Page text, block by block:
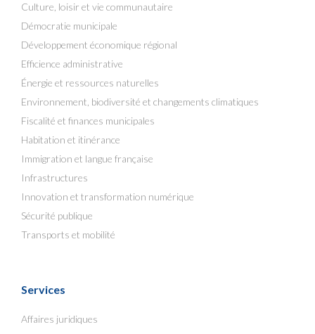
Culture, loisir et vie communautaire
Démocratie municipale
Développement économique régional
Efficience administrative
Énergie et ressources naturelles
Environnement, biodiversité et changements climatiques
Fiscalité et finances municipales
Habitation et itinérance
Immigration et langue française
Infrastructures
Innovation et transformation numérique
Sécurité publique
Transports et mobilité
Services
Affaires juridiques